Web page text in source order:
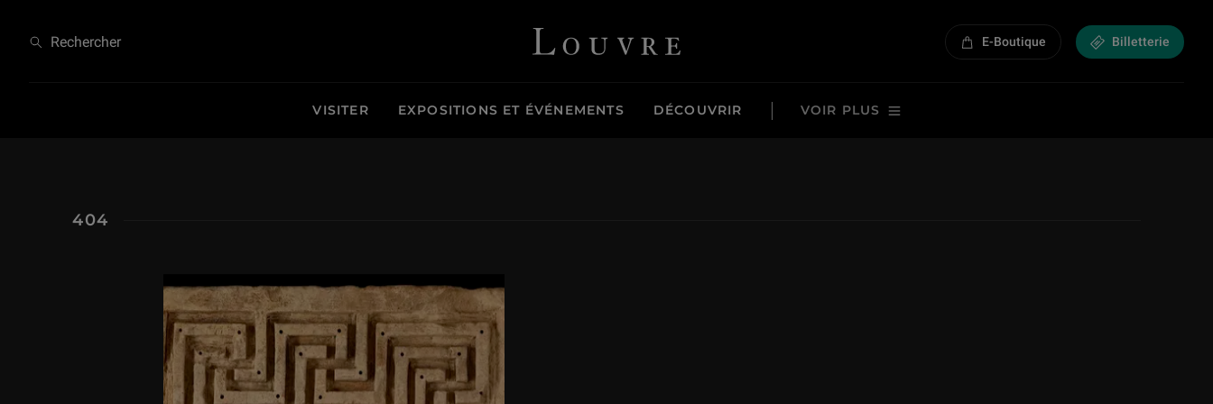
Rechercher Louvre - Retour à l'accueil E-Boutique Billetterie
VISITER EXPOSITIONS ET ÉVÉNEMENTS DÉCOUVRIR VOIR PLUS
404